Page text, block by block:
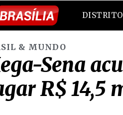
& MUNDO
Sena
R$ 14,5